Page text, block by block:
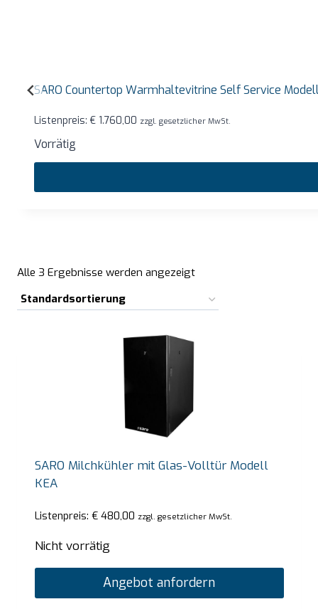
Alle 3 Ergebnisse werden angezeigt
SARO Milchkühler mit Glas-Volltür Modell
KEA
Listenpreis: €480,00 zzgl. gesetzlicher MwSt.
Nicht vorrätig
Angebot anfordern
SARO Countertop Warmhaltevitrine Self Service
Listenpreis: € 1.760,00 zzgl. gesetzlicher MwSt.
Vorrätig